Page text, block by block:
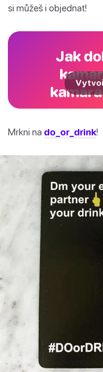
si můžeš i objednat!
Jak
Mrkni na do_or_drink!